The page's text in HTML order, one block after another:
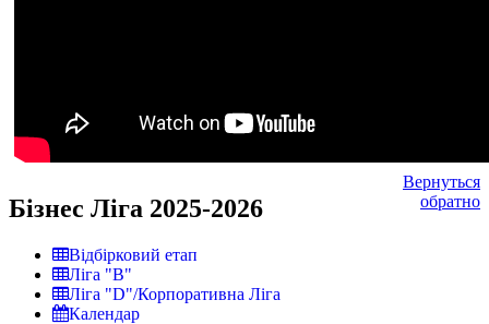
Вернуться
обратно
Бізнес Ліга 2025-2026
Відбірковий етап
Ліга "В"
Ліга "D"/Корпоративна Ліга
Календар